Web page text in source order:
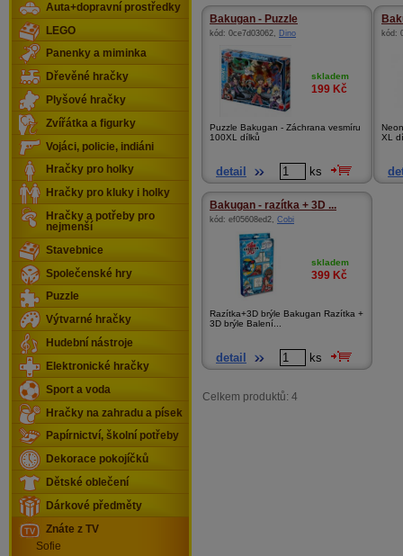
Bakugan - Puzzle
kód: 0ce7d03062, Dino
skladem
199 Kč
Puzzle Bakugan - Záchrana vesmíru
100XL dílků
detail ks
kód:
XL
Bakugan - razítka + 3D ...
kód: ef05608ed2, Cobi
skladem
399 Kč
Razítka+3D brýle Bakugan Razítka +
3D brýle Balení...
detail ks
Celkem produktů: 4
Auta+dopravní prostředky
LEGO
Panenky a miminka
Dřevěné hračky
Plyšové hračky
Zvířátka a figurky
Vojáci, policie, indiáni
Hračky pro holky
Hračky pro kluky i holky
Hračky a potřeby pro
nejmenší
Stavebnice
Společenské hry
Puzzle
Výtvarné hračky
Hudební nástroje
Elektronické hračky
Sport a voda
Hračky na zahradu a písek
Papírnictví, školní potřeby
Dekorace pokojíčků
Dětské oblečení
Dárkové předměty
Znáte z TV
Sofie